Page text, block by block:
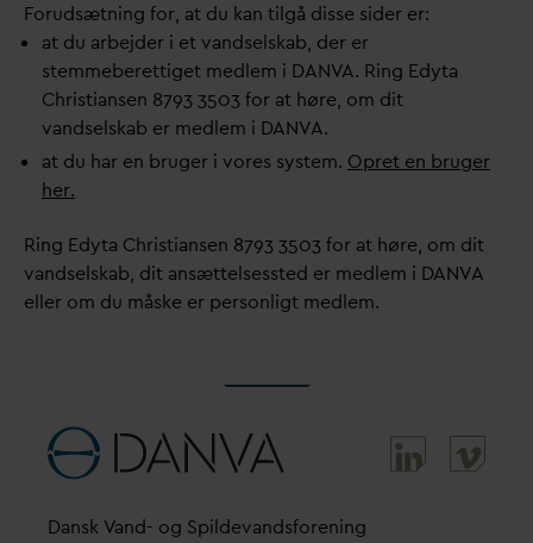
Forudsætning for, at du kan tilgå disse sider er:
at du arbejder i et vandselskab, der er
stemmeberettiget medlem i DANVA. Ring Edyta
Christiansen 8793 3503 for at høre, om dit
vandselskab er medlem i DANVA.
at du har en bruger i vores system. Opret en bruger
her.
Ring Edyta Christiansen 8793 3503 for at høre, om dit
vandselskab, dit ansættelsessted er medlem i DANVA
eller om du måske er personligt medlem.
Dansk Vand- og Spildevandsforening